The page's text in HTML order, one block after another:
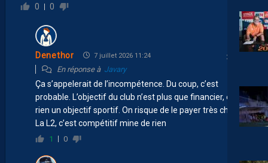
0 0
Denethor 7 juillet 2026 11:24
En réponse à Javary
Ça s’appelerait de l’incompétence. Du coup, c’est
probable. L’objectif du club n’est plus que financier, en
rien un objectif sportif. On risque de le payer très cher.
La L2, c’est compétitif mine de rien
1 0